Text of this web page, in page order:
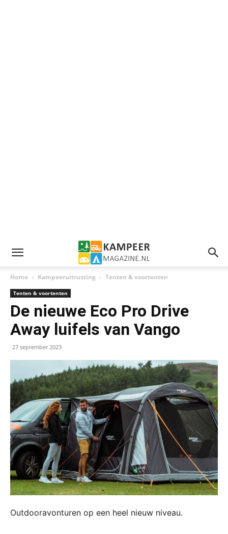
Home Kampeeruitrusting Tenten & voortenten
Tenten & voortenten
De nieuwe Eco Pro Drive
Away luifels van Vango
27 september 2023
Outdooravonturen op een heel nieuw niveau.